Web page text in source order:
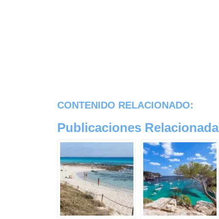
CONTENIDO RELACIONADO:
Publicaciones